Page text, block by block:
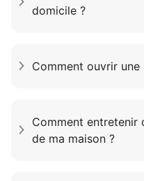
domicile ?
Comment ouvrir une
Comment entretenir
de ma maison ?